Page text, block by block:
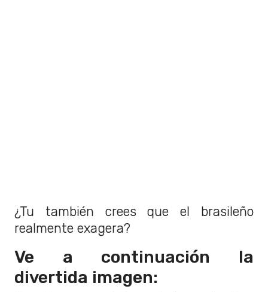
¿Tu también crees que el brasileño
realmente exagera?
Ve a continuación la
divertida imagen: